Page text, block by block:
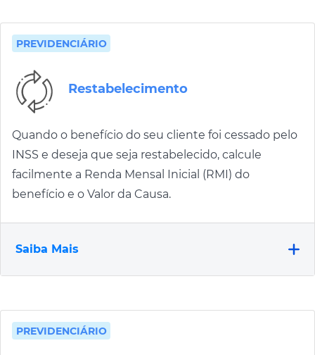
PREVIDENCIÁRIO
Restabelecimento
Quando o benefício do seu cliente foi cessado pelo
INSS e deseja que seja restabelecido, calcule
facilmente a Renda Mensal Inicial (RMI) do
benefício e o Valor da Causa.
Saiba Mais
PREVIDENCIÁRIO